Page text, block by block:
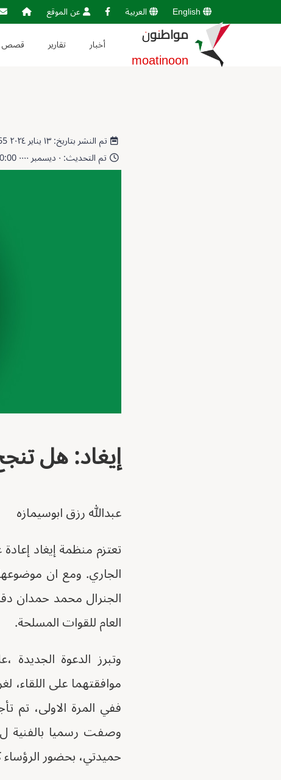
English العربية عن الموقع
مواطنون
moatinoon
أخبار تقارير قصص
تم النشر بتاريخ: ١٣ يناير ٢٠٢٤ 15:28:55
تم التحديث: ٠ ديسمبر ٠٠٠٠ 00:00:00
إيغاد: هل
عبدالله رزق ابوسيمازه
تعتزم منظمة إيغاد
الجاري. ومع ان
الجنرال محمد حمدان
العام للقوات المسلحة.
وتبرز الدعوة
موافقتهما على
ففي المرة الاولى، تم
وصفت رسميا بالفنية
حميدتي، بحضور